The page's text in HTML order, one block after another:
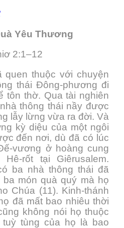
Yêu Thương
2:1–12
quen thuộc với chuyện
thái Đông-phương đi
tôn thờ. Qua tài nghiên
thông thái nầy được
lẫy lừng vừa ra đời. Và
kỳ diệu của một ngôi
đến nơi, dù đã có lúc
vương ở hoàng cung
rốt tại Giêrusalem.
ba nhà thông thái đã
món quà quý mà họ
Chúa (11). Kinh-thánh
đã mất bao nhiêu thời
không nói họ thuộc
tùng của họ là bao